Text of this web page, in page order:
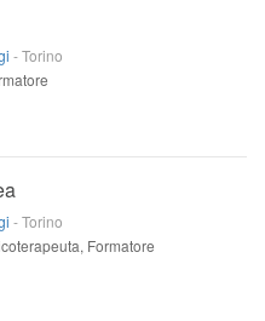
-Torino
-Torino
Formatore